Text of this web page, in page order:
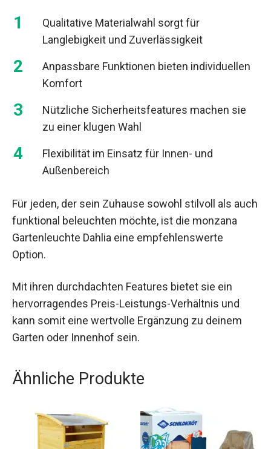
Qualitative Materialwahl sorgt für
Langlebigkeit und Zuverlässigkeit
Anpassbare Funktionen bieten individuellen
Komfort
Nützliche Sicherheitsfeatures machen sie
zu einer klugen Wahl
Flexibilität im Einsatz für Innen- und
Außenbereich
Für jeden, der sein Zuhause sowohl stilvoll als auch
funktional beleuchten möchte, ist die monzana
Gartenleuchte Dahlia eine empfehlenswerte
Option.
Mit ihren durchdachten Features bietet sie ein
hervorragendes Preis-Leistungs-Verhältnis und
kann somit eine wertvolle Ergänzung zu deinem
Garten oder Innenhof sein.
Ähnliche Produkte